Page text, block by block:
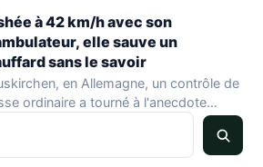
à 42 km/h avec son
elle sauve un
sans le savoir
en Allemagne, un contrôle de
ordinaire a tourné à l'anecdote